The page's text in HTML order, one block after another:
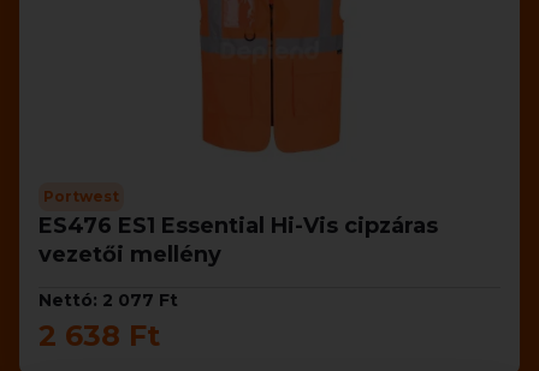
Portwest
ES476 ES1 Essential Hi-Vis cipzáras
vezetői mellény
Nettó: 2 077 Ft
2 638 Ft